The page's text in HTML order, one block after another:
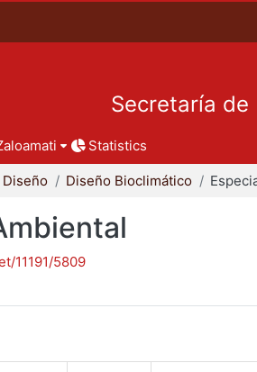
Secretaría de
Statistics
Diseño Bioclimático
11191/5809